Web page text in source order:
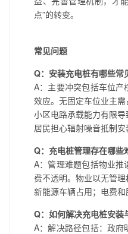
点”的转变。
常见问题
Q：安装充电桩有哪些常
A：主要冲突包括车位
效应。无固定车位业主
小区电路承载能力有限
居民担心辐射噪音抵制安
Q：充电桩管理存在哪些
A：管理难题包括物业
费不透明。物业以无管
新能源车辆占用；电费和
Q：如何解决充电桩安装
A：解决路径包括：政